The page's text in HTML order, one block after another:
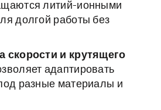
литий-ионными
долгой работы без
скорости и крутящего
адаптировать
разные материалы и